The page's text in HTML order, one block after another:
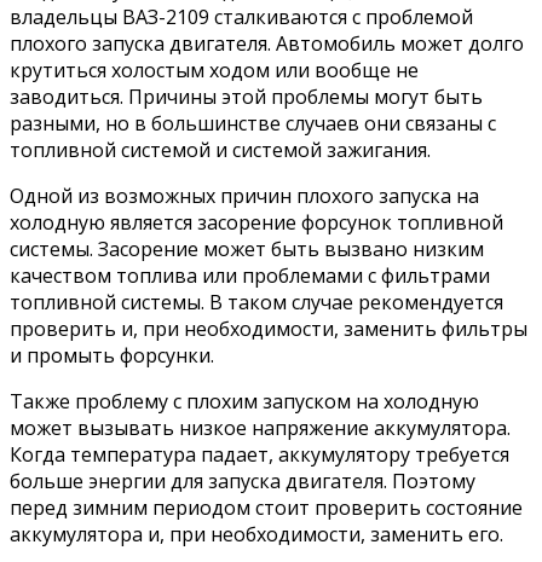
владельцы ВАЗ-2109 сталкиваются с проблемой
плохого запуска двигателя. Автомобиль может долго
крутиться холостым ходом или вообще не
заводиться. Причины этой проблемы могут быть
разными, но в большинстве случаев они связаны с
топливной системой и системой зажигания.
Одной из возможных причин плохого запуска на
холодную является засорение форсунок топливной
системы. Засорение может быть вызвано низким
качеством топлива или проблемами с фильтрами
топливной системы. В таком случае рекомендуется
проверить и, при необходимости, заменить фильтры
и промыть форсунки.
Также проблему с плохим запуском на холодную
может вызывать низкое напряжение аккумулятора.
Когда температура падает, аккумулятору требуется
больше энергии для запуска двигателя. Поэтому
перед зимним периодом стоит проверить состояние
аккумулятора и, при необходимости, заменить его.